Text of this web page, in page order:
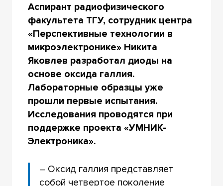
Аспирант радиофизического
факультета ТГУ, сотрудник центра
«Перспективные технологии в
микроэлектронике» Никита
Яковлев разработал диоды на
основе оксида галлия.
Лабораторные образцы уже
прошли первые испытания.
Исследования проводятся при
поддержке проекта «УМНИК-
Электроника».
– Оксид галлия представляет
собой четвертое поколение